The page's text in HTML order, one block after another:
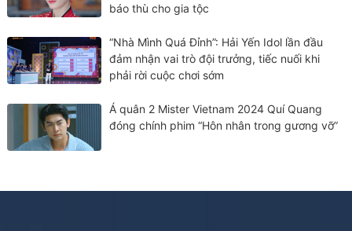
báo thù cho gia tộc
“Nhà Mình Quá Đỉnh”: Hải Yến Idol lần đầu
đảm nhận vai trò đội trưởng, tiếc nuối khi
phải rời cuộc chơi sớm
Á quân 2 Mister Vietnam 2024 Quí Quang
đóng chính phim “Hôn nhân trong gương vỡ”